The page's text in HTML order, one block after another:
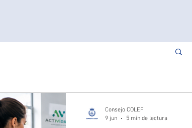
Consejo COLEF
9 jun
5 min de lectura